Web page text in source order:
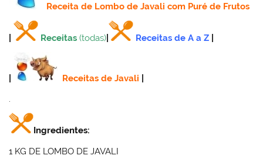
Receitade Lombo de Javali com Puré de Frutos
Receitas (todas) Receitas de A a Z
Receitas de Javali
.
Ingredientes:
1 KG DE LOMBO DE JAVALI